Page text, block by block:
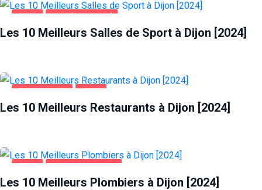
DIJON SANTÉ ET BEAUTÉ
Les 10 Meilleurs Salles de Sport à Dijon [2024]
ALIMENTATION DIJON
Les 10 Meilleurs Restaurants à Dijon [2024]
DIJON MAISON ET JARDIN
Les 10 Meilleurs Plombiers à Dijon [2024]